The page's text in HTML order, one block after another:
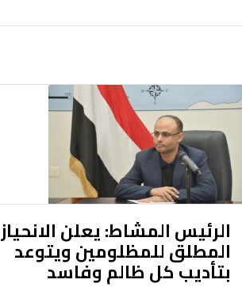
الرئيس المشاط: يعلن الانحياز
المطلق للمظلومين ويتوعد
بتأديب كل ظالم وفاسد